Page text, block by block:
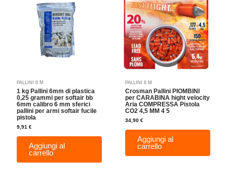
PALLINI 6 M
1 kg Pallini 6mm di plastica
0,25 grammi per softair bb
6mm calibro 6 mm sferici
pallini per armi softair fucile
pistola
9,91€
Aggiungi al
carrello
PALLINI 6 M
Crosman Pallini PIOMBINI
per CARABINA hight velocity
Aria COMPRESSA Pistola
CO2 4,5 MM 4 5
34,90€
Aggiungi al
carrello